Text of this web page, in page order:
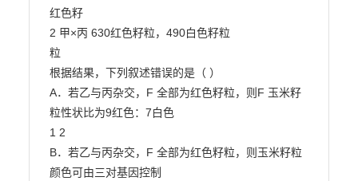
红色籽
2 甲×丙 630红色籽粒，490白色籽粒
粒
根据结果，下列叙述错误的是（ ）
A．若乙与丙杂交，F 全部为红色籽粒，则F 玉米籽
粒性状比为9红色：7白色
1 2
B．若乙与丙杂交，F 全部为红色籽粒，则玉米籽粒
颜色可由三对基因控制